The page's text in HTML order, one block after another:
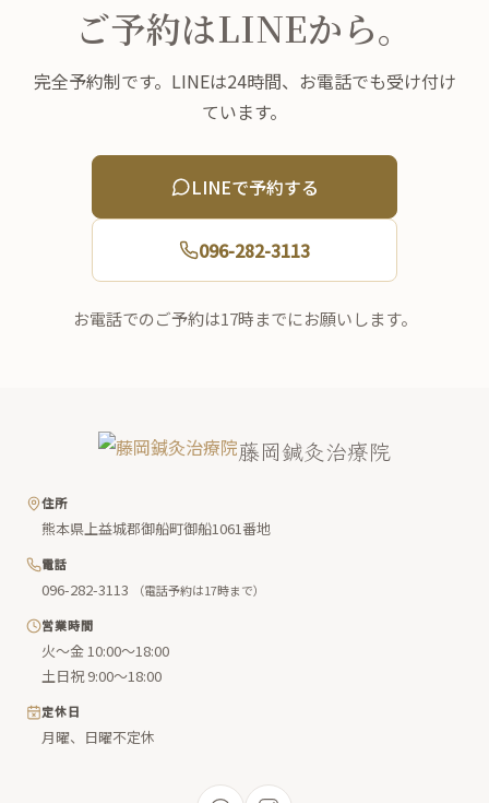
ご予約はLINEから。
完全予約制です。LINEは24時間、お電話でも受け付け
ています。
LINEで予約する
096-282-3113
お電話でのご予約は17時までにお願いします。
藤岡鍼灸治療院
住所
熊本県上益城郡御船町御船1061番地
電話
096-282-3113
（電話予約は17時まで）
営業時間
火〜金 10:00〜18:00
土日祝 9:00〜18:00
定休日
月曜、日曜不定休